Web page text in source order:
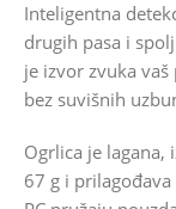
Inteligentna
drugih pasa i
je izvor zvuka
bez suvišnih
Ogrlica je lagana,
67 g i